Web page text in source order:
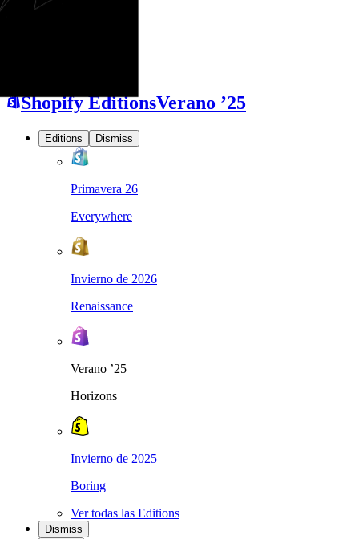
Shopify EditionsVerano ’25
Editions Dismiss
Primavera 26
Everywhere
Invierno de 2026
Renaissance
Verano ’25
Horizons
Invierno de 2025
Boring
Ver todas las Editions
Dismiss